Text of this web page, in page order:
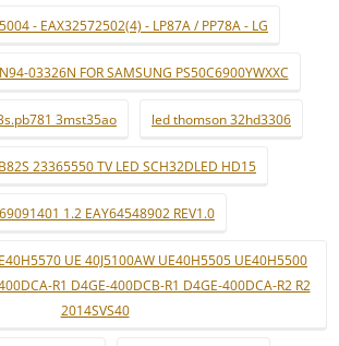
- EAX32572502(4) - LP87A / PP78A - LG
03326N FOR SAMSUNG PS50C6900YWXXC
3mst35ao led thomson 32hd3306
23365550 TV LED SCH32DLED HD15
1.2 EAY64548902 REV1.0
UE 40J5100AW UE40H5505 UE40H5500
R1 D4GE-400DCB-R1 D4GE-400DCA-R2 R2
2014SVS40